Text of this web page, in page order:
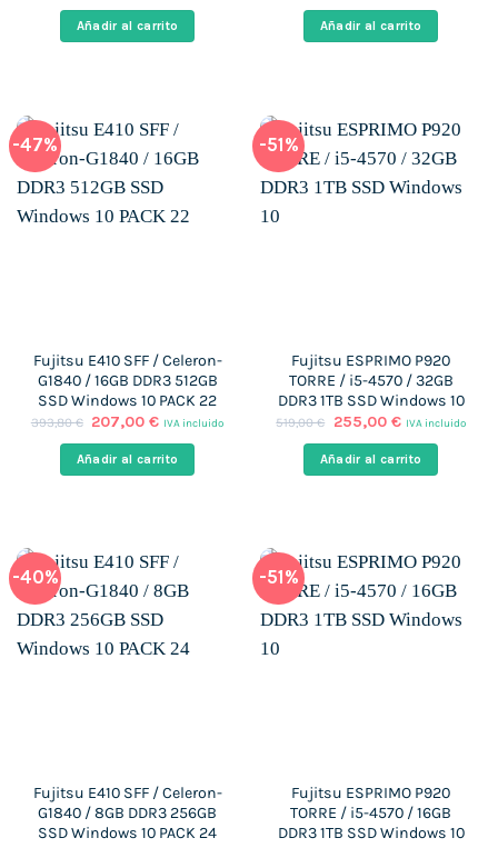
original
era:
actual
es:
Añadir al carrito
original
era:
actual
es:
Añadir al carrito
-47%
Fujitsu E410 SFF / Celeron-
G1840 / 16GB DDR3 512GB
SSD Windows 10 PACK 22
393,80€ El
original
era:
207,00€El
actual
es:
IVA incluido
Añadir al carrito
-51%
Fujitsu ESPRIMO P920
TORRE / i5-4570 / 32GB
DDR3 1TB SSD Windows 10
519,00€
El
original
era:
255,00 €El
actual
es:
IVA incluido
Añadir al carrito
-40%
Fujitsu E410 SFF / Celeron-
G1840 / 8GB DDR3 256GB
SSD Windows 10 PACK 24
-51%
Fujitsu ESPRIMO P920
TORRE / i5-4570 / 16GB
DDR3 1TB SSD Windows 10